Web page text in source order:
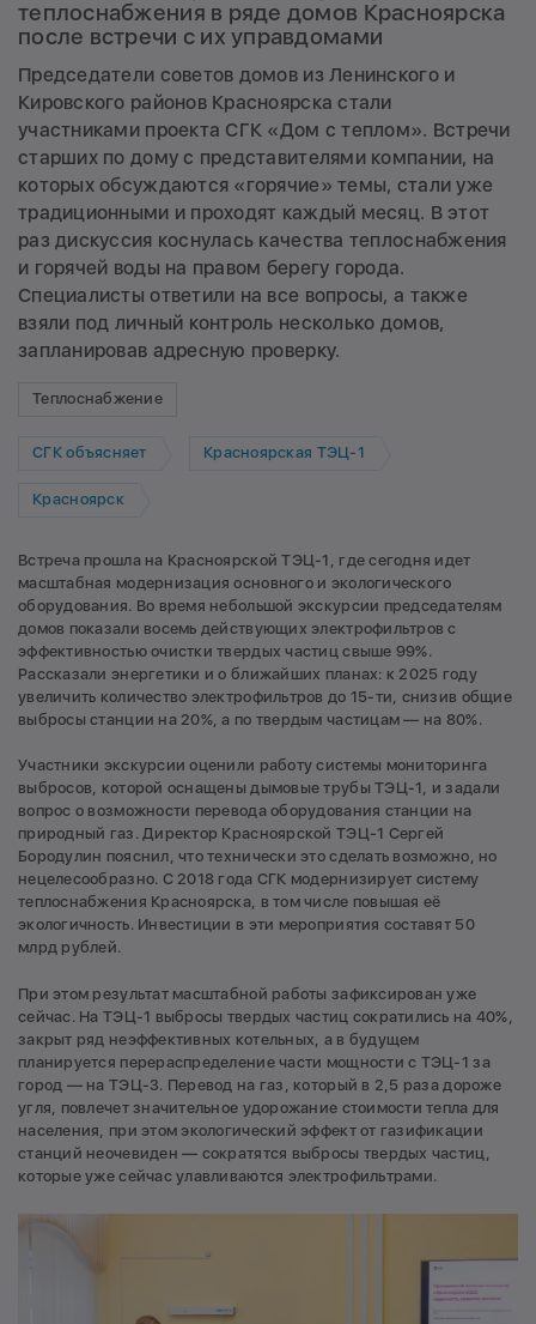
теплоснабжения в ряде домов Красноярска
после встречи с их управдомами
Председатели советов домов из Ленинского и
Кировского районов Красноярска стали
участниками проекта СГК «Дом с теплом». Встречи
старших по дому с представителями компании, на
которых обсуждаются «горячие» темы, стали уже
традиционными и проходят каждый месяц. В этот
раз дискуссия коснулась качества теплоснабжения
и горячей воды на правом берегу города.
Специалисты ответили на все вопросы, а также
взяли под личный контроль несколько домов,
запланировав адресную проверку.
Теплоснабжение
СГК объясняет Красноярская ТЭЦ-1
Красноярск
Встреча прошла на Красноярской ТЭЦ-1, где сегодня идет
масштабная модернизация основного и экологического
оборудования. Во время небольшой экскурсии председателям
домов показали восемь действующих электрофильтров с
эффективностью очистки твердых частиц свыше 99%.
Рассказали энергетики и о ближайших планах: к 2025 году
увеличить количество электрофильтров до 15-ти, снизив общие
выбросы станции на 20%, а по твердым частицам — на 80%.
Участники экскурсии оценили работу системы мониторинга
выбросов, которой оснащены дымовые трубы ТЭЦ-1, и задали
вопрос о возможности перевода оборудования станции на
природный газ. Директор Красноярской ТЭЦ-1 Сергей
Бородулин пояснил, что технически это сделать возможно, но
нецелесообразно. С 2018 года СГК модернизирует систему
теплоснабжения Красноярска, в том числе повышая её
экологичность. Инвестиции в эти мероприятия составят 50
млрд рублей.
При этом результат масштабной работы зафиксирован уже
сейчас. На ТЭЦ-1 выбросы твердых частиц сократились на 40%,
закрыт ряд неэффективных котельных, а в будущем
планируется перераспределение части мощности с ТЭЦ-1 за
город — на ТЭЦ-3. Перевод на газ, который в 2,5 раза дороже
угля, повлечет значительное удорожание стоимости тепла для
населения, при этом экологический эффект от газификации
станций неочевиден — сократятся выбросы твердых частиц,
которые уже сейчас улавливаются электрофильтрами.